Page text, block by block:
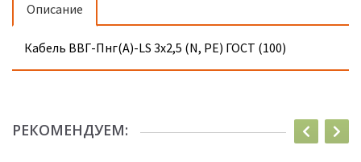
Описание
Кабель ВВГ-Пнг(А)-LS 3х2,5 (N, PE) ГОСТ (100)
РЕКОМЕНДУЕМ: